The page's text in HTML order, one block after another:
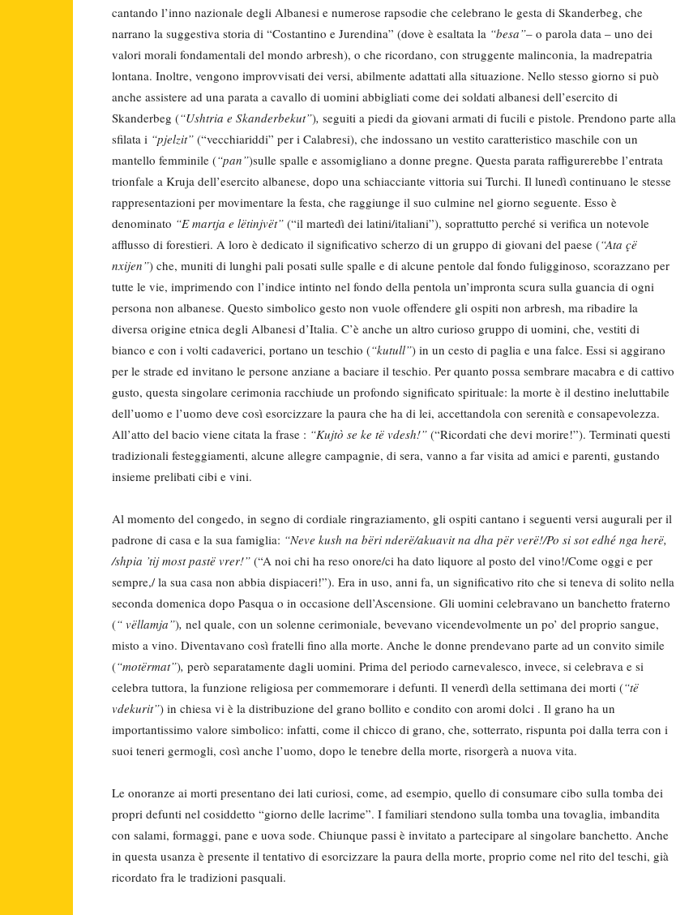
cantando l’inno nazionale degli Albanesi e numerose rapsodie che celebrano le gesta di Skanderbeg, che
narrano la suggestiva storia di “Costantino e Jurendina” (dove è esaltata la “besa”– o parola data – uno dei
valori morali fondamentali del mondo arbresh), o che ricordano, con struggente malinconia, la madrepatria
lontana. Inoltre, vengono improvvisati dei versi, abilmente adattati alla situazione. Nello stesso giorno si può
anche assistere ad una parata a cavallo di uomini abbigliati come dei soldati albanesi dell’esercito di
Skanderbeg (“Ushtria e Skanderbekut”), seguiti a piedi da giovani armati di fucili e pistole. Prendono parte alla
sfilata i “pjelzit” (“vecchiariddi” per i Calabresi), che indossano un vestito caratteristico maschile con un
mantello femminile (“pan”)sulle spalle e assomigliano a donne pregne. Questa parata raffigurerebbe l’entrata
trionfale a Kruja dell’esercito albanese, dopo una schiacciante vittoria sui Turchi. Il lunedì continuano le stesse
rappresentazioni per movimentare la festa, che raggiunge il suo culmine nel giorno seguente. Esso è
denominato “E martja e lëtinjvët” (“il martedì dei latini/italiani”), soprattutto perché si verifica un notevole
afflusso di forestieri. A loro è dedicato il significativo scherzo di un gruppo di giovani del paese (“Ata çë
nxijen”) che, muniti di lunghi pali posati sulle spalle e di alcune pentole dal fondo fuligginoso, scorazzano per
tutte le vie, imprimendo con l’indice intinto nel fondo della pentola un’impronta scura sulla guancia di ogni
persona non albanese. Questo simbolico gesto non vuole offendere gli ospiti non arbresh, ma ribadire la
diversa origine etnica degli Albanesi d’Italia. C’è anche un altro curioso gruppo di uomini, che, vestiti di
bianco e con i volti cadaverici, portano un teschio (“kutull”) in un cesto di paglia e una falce. Essi si aggirano
per le strade ed invitano le persone anziane a baciare il teschio. Per quanto possa sembrare macabra e di cattivo
gusto, questa singolare cerimonia racchiude un profondo significato spirituale: la morte è il destino ineluttabile
dell’uomo e l’uomo deve così esorcizzare la paura che ha di lei, accettandola con serenità e consapevolezza.
All’atto del bacio viene citata la frase : “Kujtò se ke të vdesh!” (“Ricordati che devi morire!”). Terminati questi
tradizionali festeggiamenti, alcune allegre campagnie, di sera, vanno a far visita ad amici e parenti, gustando
insieme prelibati cibi e vini.
Al momento del congedo, in segno di cordiale ringraziamento, gli ospiti cantano i seguenti versi augurali per il
padrone di casa e la sua famiglia: “Neve kush na bëri nderë/akuavit na dha për verë!/Po si sot edhé nga herë,
/shpia ’tij most pastë vrer!” (“A noi chi ha reso onore/ci ha dato liquore al posto del vino!/Come oggi e per
sempre,/ la sua casa non abbia dispiaceri!”). Era in uso, anni fa, un significativo rito che si teneva di solito nella
seconda domenica dopo Pasqua o in occasione dell’Ascensione. Gli uomini celebravano un banchetto fraterno
(“ vëllamja”), nel quale, con un solenne cerimoniale, bevevano vicendevolmente un po’ del proprio sangue,
misto a vino. Diventavano così fratelli fino alla morte. Anche le donne prendevano parte ad un convito simile
(“motërmat”), però separatamente dagli uomini. Prima del periodo carnevalesco, invece, si celebrava e si
celebra tuttora, la funzione religiosa per commemorare i defunti. Il venerdì della settimana dei morti (“të
vdekurit”) in chiesa vi è la distribuzione del grano bollito e condito con aromi dolci . Il grano ha un
importantissimo valore simbolico: infatti, come il chicco di grano, che, sotterrato, rispunta poi dalla terra con i
suoi teneri germogli, così anche l’uomo, dopo le tenebre della morte, risorgerà a nuova vita.
Le onoranze ai morti presentano dei lati curiosi, come, ad esempio, quello di consumare cibo sulla tomba dei
propri defunti nel cosiddetto “giorno delle lacrime”. I familiari stendono sulla tomba una tovaglia, imbandita
con salami, formaggi, pane e uova sode. Chiunque passi è invitato a partecipare al singolare banchetto. Anche
in questa usanza è presente il tentativo di esorcizzare la paura della morte, proprio come nel rito del teschi, già
ricordato fra le tradizioni pasquali.